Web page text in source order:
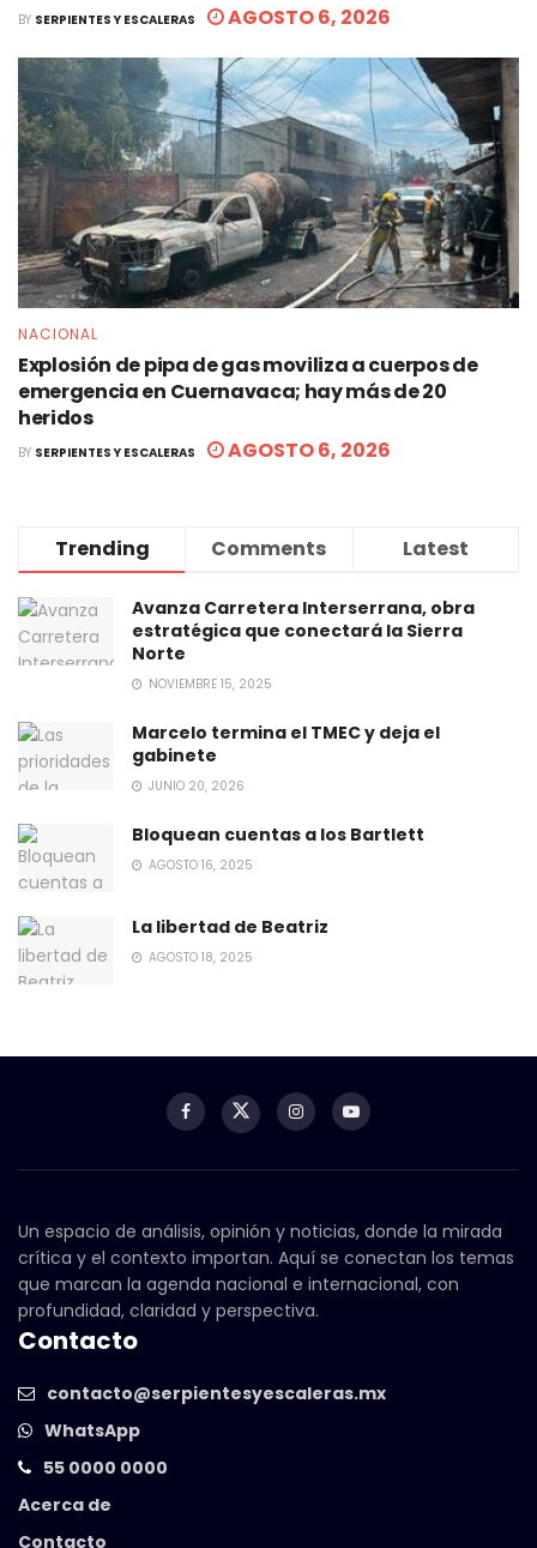
BY SERPIENTES Y ESCALERAS AGOSTO 6, 2026
NACIONAL
Explosión de pipa de gas moviliza a cuerpos de
emergencia en Cuernavaca; hay más de 20
heridos
BY SERPIENTES Y ESCALERAS AGOSTO 6, 2026
Trending Comments Latest
Avanza Carretera Interserrana, obra
estratégica que conectará la Sierra
Norte
NOVIEMBRE 15, 2025
Marcelo termina el TMEC y deja el
gabinete
JUNIO 20, 2026
Bloquean cuentas a los Bartlett
AGOSTO 16, 2025
La libertad de Beatriz
AGOSTO 18, 2025
Un espacio de análisis, opinión y noticias, donde la mirada
crítica y el contexto importan. Aquí se conectan los temas
que marcan la agenda nacional e internacional, con
profundidad, claridad y perspectiva.
Contacto
contacto@serpientesyescaleras.mx
WhatsApp
55 0000 0000
Acerca de
Contacto